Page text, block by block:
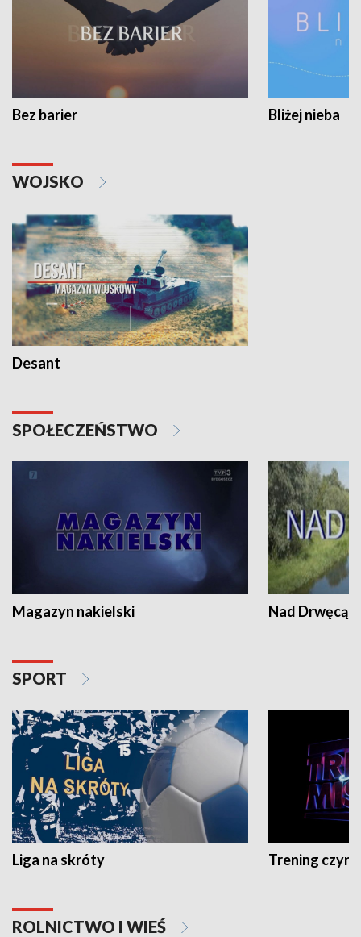
Bez barier Bliżej nieba
WOJSKO
Desant
SPOŁECZEŃSTWO
Magazyn nakielski Nad Drwęcą
SPORT
Liga na skróty Trening czyni
ROLNICTWO I WIEŚ